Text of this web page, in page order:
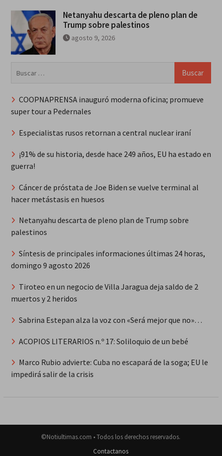
Netanyahu descarta de pleno plan de
Trump sobre palestinos
agosto 9, 2026
COOPNAPRENSA inauguró moderna oficina; promueve
super tour a Pedernales
Especialistas rusos retornan a central nuclear iraní
¡91% de su historia, desde hace 249 años, EU ha estado en
guerra!
Cáncer de próstata de Joe Biden se vuelve terminal al
hacer metástasis en huesos
Netanyahu descarta de pleno plan de Trump sobre
palestinos
Síntesis de principales informaciones últimas 24 horas,
domingo 9 agosto 2026
Tiroteo en un negocio de Villa Jaragua deja saldo de 2
muertos y 2 heridos
Sabrina Estepan alza la voz con «Será mejor que no»…
ACOPIOS LITERARIOS n.º 17: Soliloquio de un bebé
Marco Rubio advierte: Cuba no escapará de la soga; EU le
impedirá salir de la crisis
©Notiultimas.com • Todos los derechos reservados.
Contactanos